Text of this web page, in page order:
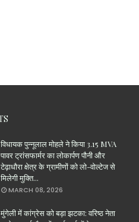
विधायक पुन्नूलाल मोहले ने किया 3.15 MVA
पावर ट्रांसफार्मर का लोकार्पण पौनी और
टेढ़ाधौरा क्षेत्र के ग्रामीणों को लो-वोल्टेज से
मिलेगी मुक्ति...
MARCH 08, 2026
मुंगेली में कांग्रेस को बड़ा झटका: वरिष्ठ नेता